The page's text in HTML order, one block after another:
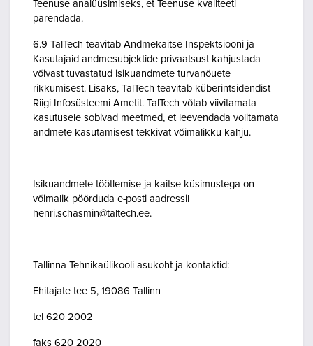
Teenuse analüüsimiseks, et Teenuse kvaliteeti
parendada.
6.9 TalTech teavitab Andmekaitse Inspektsiooni ja
Kasutajaid andmesubjektide privaatsust kahjustada
võivast tuvastatud isikuandmete turvanõuete
rikkumisest. Lisaks, TalTech teavitab küberintsidendist
Riigi Infosüsteemi Ametit. TalTech võtab viivitamata
kasutusele sobivad meetmed, et leevendada volitamata
andmete kasutamisest tekkivat võimalikku kahju.
Isikuandmete töötlemise ja kaitse küsimustega on
võimalik pöörduda e-posti aadressil
henri.schasmin@taltech.ee.
Tallinna Tehnikaülikooli asukoht ja kontaktid:
Ehitajate tee 5, 19086 Tallinn
tel 620 2002
faks 620 2020